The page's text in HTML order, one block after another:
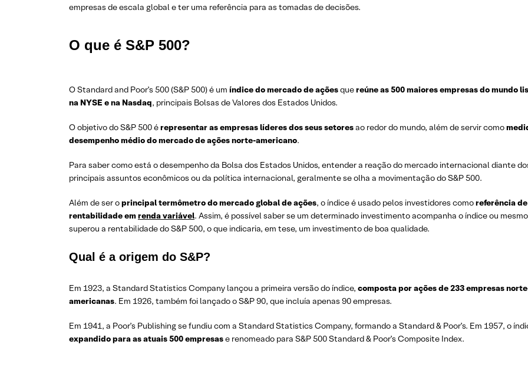
empresas de escala global e ter uma referência para as tomadas de decisões.
O que é S&P 500?
O Standard and Poor’s 500 (S&P 500) é um índice do mercado de açõesquereúne as 500 maiores empresas do mundo
na NYSE e na Nasdaq, principais Bolsas de Valores dos Estados Unidos.
O objetivo do S&P 500 érepresentar as empresas líderes dos seus setoresao redor do mundo, além de servir como
desempenho médio do mercado de ações norte-americano.
Para saber como está o desempenho da Bolsa dos Estados Unidos, entender a reação do mercado internacional diante
principais assuntos econômicos ou da política internacional, geralmente se olha a movimentação do S&P 500.
Além de ser oprincipal termômetro do mercado global de ações, o índice é usado pelos investidores comoreferência de
rentabilidade emrenda variável. Assim, é possível saber se um determinado investimento acompanha o índice ou mesmo
superou a rentabilidade do S&P 500, o que indicaria, em tese, um investimento de boa qualidade.
Qual é a origem do S&P?
Em 1923, a Standard Statistics Company lançou a primeira versão do índice, composta por ações de 233 empresas
americanas. Em 1926, também foi lançado o S&P 90, que incluía apenas 90 empresas.
Em 1941, a Poor’s Publishing se fundiu com a Standard Statistics Company, formando a Standard & Poor’s. Em 1957, o
expandido para as atuais 500 empresase renomeado para S&P 500 Standard & Poor’s Composite Index.